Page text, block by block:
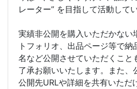
レーター” を目指して活動してい
実績非公開を購入いただかない
トフォリオ、出品ページ等で
名など公開させていただくこと
了承お願いいたします。また、
公開先URLや詳細を共有いただ